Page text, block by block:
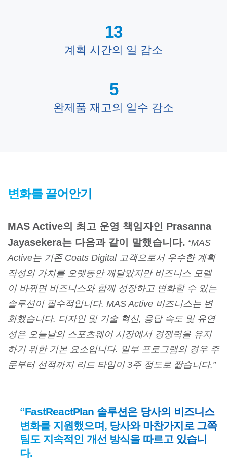
13
계획 시간의 일 감소
5
완제품 재고의 일수 감소
변화를 끌어안기
MAS Active의 최고 운영 책임자인 Prasanna
Jayasekera는 다음과 같이 말했습니다. “MAS
Active는 기존 Coats Digital 고객으로서 우수한 계획
작성의 가치를 오랫동안 깨달았지만 비즈니스 모델
이 바뀌면 비즈니스와 함께 성장하고 변화할 수 있는
솔루션이 필수적입니다. MAS Active 비즈니스는 변
화했습니다. 디자인 및 기술 혁신, 응답 속도 및 유연
성은 오늘날의 스포츠웨어 시장에서 경쟁력을 유지
하기 위한 기본 요소입니다. 일부 프로그램의 경우 주
문부터 선적까지 리드 타임이 3주 정도로 짧습니다.”
“FastReactPlan 솔루션은 당사의 비즈니스
변화를 지원했으며, 당사와 마찬가지로 그쪽
팀도 지속적인 개선 방식을 따르고 있습니
다.